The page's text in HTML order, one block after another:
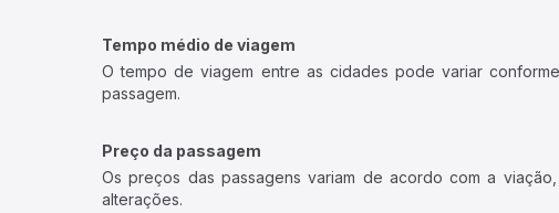
Tempo médio de viagem
O tempo de viagem entre as cidades pode variar
passagem.
Preço da passagem
Os preços das passagens variam de acordo com a
alterações.